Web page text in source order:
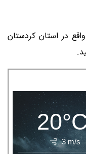
در استان کردستان